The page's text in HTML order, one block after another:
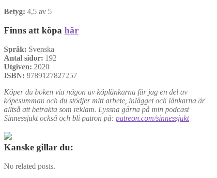
Betyg: 4,5 av 5
Finns att köpa här
Språk: Svenska
Antal sidor: 192
Utgiven: 2020
ISBN: 9789127827257
Köper du boken via någon av köplänkarna får jag en del av
köpesumman och du stödjer mitt arbete, inlägget och länkarna är
alltså att betrakta som reklam. Lyssna gärna på min podcast
Sinnessjukt också och bli patron på: patreon.com/sinnessjukt
Kanske gillar du:
No related posts.